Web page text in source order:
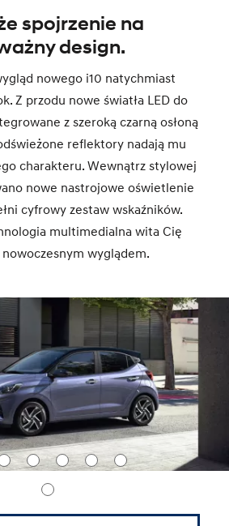
spojrzenie na
design.
nowego i10 natychmiast
Z przodu nowe światła LED do
z szeroką czarną osłoną
reflektory nadają mu
charakteru. Wewnątrz stylowej
nowe nastrojowe oświetlenie
cyfrowy zestaw wskaźników.
multimedialna wita Cię
wyglądem.